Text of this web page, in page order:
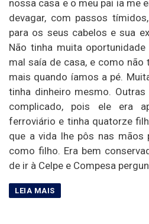
nossa casa e o meu pai ia me
devagar, com passos
para os seus cabelos e sua
Não tinha muita
mal saía de casa, e como não
mais quando íamos a pé.
tinha dinheiro mesmo. Outras
complicado, pois ele era
ferroviário e tinha quatorze
que a vida lhe pôs nas mãos
como filho. Era bem
de ir à Celpe e Compesa